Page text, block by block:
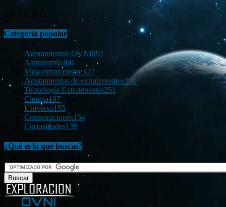
Ene 21, 2012
Categoría popular
Avistamientos OVNI891
Astronomía360
Vida extraterrestre327
Avistamientos de extraterrestres290
Tecnología Extraterrestre251
Ciencia197
Universo155
Conspiraciones154
Curiosidades139
¿Qué es lo que buscas?